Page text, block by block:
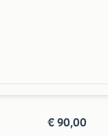
€ 90,00